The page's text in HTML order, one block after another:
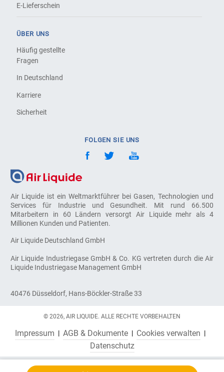
Air Liquide ist ein Weltmarktführer bei Gasen, Technologien und
Services für Industrie und Gesundheit. Mit rund 66.500
Mitarbeitern in 60 Ländern versorgt Air Liquide mehr als 4
Millionen Kunden und Patienten.
Air Liquide Deutschland GmbH
Air Liquide Industriegase GmbH & Co. KG vertreten durch die Air
Liquide Industriegase Management GmbH
40476 Düsseldorf, Hans-Böckler-Straße 33
E-Lieferschein
ÜBER UNS
Häufig gestellte
Fragen
In Deutschland
Karriere
Sicherheit
FOLGEN SIE UNS
© 2026, AIR LIQUIDE. ALLE RECHTE VORBEHALTEN
Impressum AGB & Dokumente
Cookies verwalten
Datenschutz